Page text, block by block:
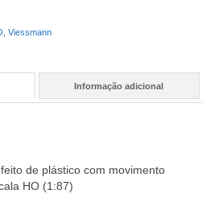
Viessmann
Informação adicional
de plástico com movimento
HO (1:87)